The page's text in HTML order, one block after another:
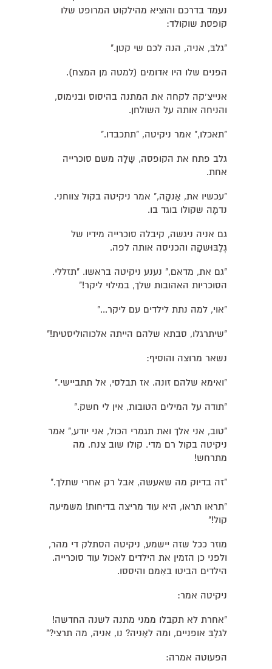
נעמד בדרכם והוציא מהילקוט המרופט שלו
קופסת שוקולד:
"גלבּ, אניה, הנה לכם שי קטן."
הפנים שלו היו אדומים (למטה מן המצח).
אנייצ'קה לקחה את המתנה בהיסוס ובנימוס,
והניחה אותה על השולחן.
"תאכלו," אמר ניקיטה, "תתכבדו."
גלב פתח את הקופסה, שָלָה משם סוכרייה
אחת.
"עכשיו את, אַנקָה," אמר ניקיטה בקול צווחני.
נדמָה שקולו בוגד בו.
גם אניה ניגשה, קיבלה סוכרייה מידיו של
גְלֶבּוּשקָה והכניסה אותה לפה.
"גם את, מדאם," נענע ניקיטה בראשו. "תזללי.
הסוכריות האהובות שלך, במילוי ליקר!"
"אוי, למה נתת לילדים עם ליקר..."
"שיתרגלו, סבתא שלהם הייתה אלכוהוליסטית!"
נשאר מרוצה והוסיף:
"ואימא שלהם זונה. אז תבלסי, אל תתביישי."
"תודה על המילים הטובות, אין לי חשק."
"טוב, אני אלך ואת תגמרי הכול, אני יודע," אמר
ניקיטה בקול רם מדי. קולו שוב צנח. מה
מתרחש!
"זה בדיוק מה שאעשה, אבל רק אחרי שתלך."
"תראו תראו, היא עוד מריצה בדיחות! משמיעה
קול!"
מוזר ככל שזה יישמע, ניקיטה הסתלק די מהר,
ולפני כן הזמין את הילדים לאכול עוד סוכרייה.
הילדים הביטו באִמם והיססו.
ניקיטה אמר:
"אחרת לא תקבלו ממני מתנה לשנה החדשה!
לגלֶבּ אופניים, ומה לאַניה? נו, אניה, מה תרצי?"
הפעוטה אמרה: